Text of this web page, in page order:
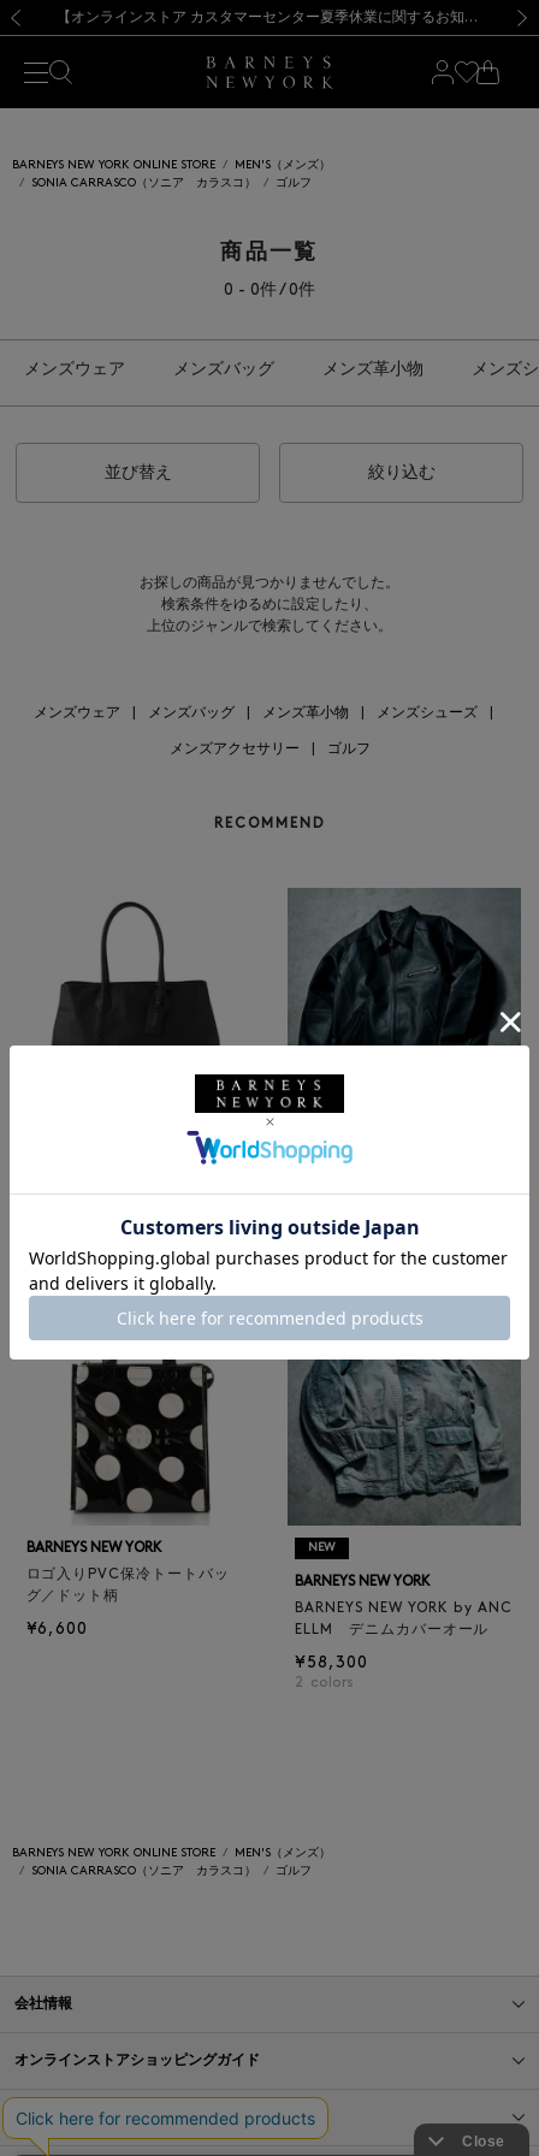
新規登録のお客様も対象！＜MY BARNEYS＞会員のお客様は11,000円（税込）以上のお買上げで常時送料無料！お買い物の際は会員登録を！
【夏季休業に伴う出荷一時停止のお知らせ】(2026.8.7) 【オンラインストア カスタマーセンター夏季休業に関するお知らせ】（2026.8.7）
【夏季休業に伴う返品・交換承り一時停止のお知らせ】（2026.8.5）
熊本県を中心とした地震の影響によるお荷物のお届けについて
【開催中】SUMMER SALEのご案内・ご注意事項 新規登録のお客様も対象！＜MY BARNEYS＞会員のお客様は11,000円（税込）以上のお買上げで常時送料無料！お買い物の際は会員登録を！
【夏季休業に伴う出荷一時停止のお知らせ】(2026.8.7)
BARNEYS NEW YORK ONLINE STORE
MEN'S（メンズ）
SONIA CARRASCO（ソニア カラスコ）
ゴルフ
商品一覧
0 - 0件 / 0件
メンズウェア メンズバッグ メンズ革小物 メンズ
並び替え 絞り込む
お探しの商品が見つかりませんでした。
検索条件をゆるめに設定したり、
上位のジャンルで検索してください。
メンズウェア メンズバッグ メンズ革小物 メンズシューズ
メンズアクセサリー ゴルフ
RECOMMEND
レザートートバッグ（M）
NEW
ELLM ホースレザーブルゾン
¥165,000
BARNEYS NEW YORK
ロゴ入りPVC保冷トートバッ
グ／ドット柄
¥6,600
NEW
BARNEYS NEW YORK
BARNEYS NEW YORK by ANC
ELLM デニムカバーオール
¥58,300
2 colors
BARNEYS NEW YORK ONLINE STORE
MEN'S（メンズ）
SONIA CARRASCO（ソニア カラスコ）
ゴルフ
会社情報
オンラインストアショッピングガイド
店舗情報